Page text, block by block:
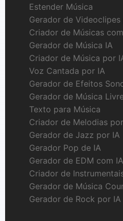
Estender Música
Gerador de Videoclipes
Criador de Músicas
Gerador de Música IA
Criador de Música por
Voz Cantada por IA
Gerador de Efeitos
Gerador de Música
Texto para Música
Criador de Melodias
Gerador de Jazz por IA
Gerador Pop de IA
Gerador de EDM com IA
Criador de
Gerador de Música
Gerador de Rock por IA